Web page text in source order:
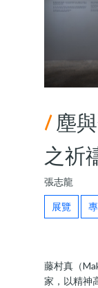
/塵
之祈
張志龍
展覽
藤村真（
家，以精神